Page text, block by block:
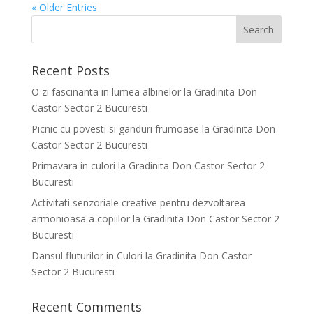
« Older Entries
Recent Posts
O zi fascinanta in lumea albinelor la Gradinita Don
Castor Sector 2 Bucuresti
Picnic cu povesti si ganduri frumoase la Gradinita Don
Castor Sector 2 Bucuresti
Primavara in culori la Gradinita Don Castor Sector 2
Bucuresti
Activitati senzoriale creative pentru dezvoltarea
armonioasa a copiilor la Gradinita Don Castor Sector 2
Bucuresti
Dansul fluturilor in Culori la Gradinita Don Castor
Sector 2 Bucuresti
Recent Comments